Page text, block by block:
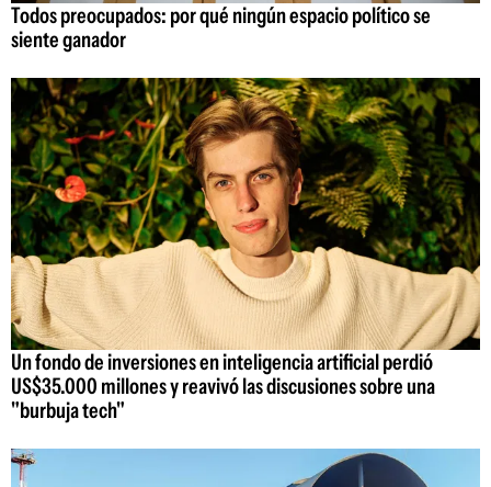
Todos preocupados: por qué ningún espacio político se
siente ganador
Un fondo de inversiones en inteligencia artificial perdió
US$35.000 millones y reavivó las discusiones sobre una
"burbuja tech"